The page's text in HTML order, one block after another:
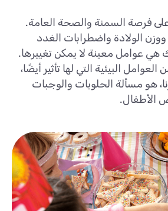
فرصة السمنة والصحة العامة.
الولادة واضطرابات الغدد
هي عوامل معينة لا يمكن تغييرها.
البيئية التي لها تأثير أيضًا،
هو مسألة الحلويات والوجبات
الأطفال.